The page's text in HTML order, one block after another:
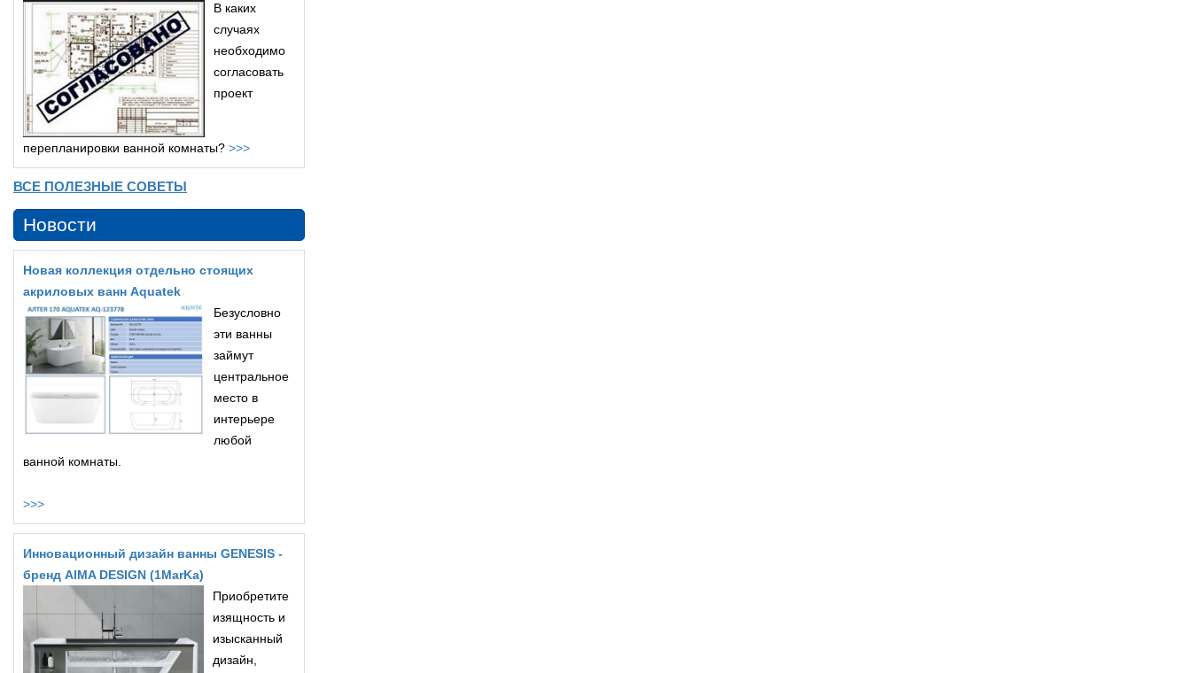
В каких
случаях
необходимо
согласовать
проект
перепланировки ванной комнаты? >>>
ВСЕ ПОЛЕЗНЫЕ СОВЕТЫ
Новости
Новая коллекция отдельно стоящих
акриловых ванн Aquatek
Безусловно
эти ванны
займут
центральное
место в
интерьере
любой
ванной комнаты.
>>>
Инновационный дизайн ванны GENESIS -
бренд AIMA DESIGN (1MarKa)
Приобретите
изящность и
изысканный
дизайн,